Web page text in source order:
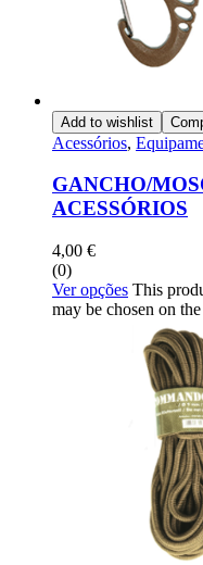
Add to wishlist
Acessórios,
GANCHO/
ACESSÓRIOS
4,00 €
(0)
Ver opções This
may be chosen on